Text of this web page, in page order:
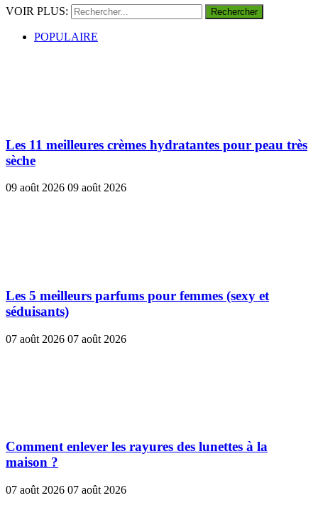
VOIR PLUS:
POPULAIRE
Les 11 meilleures crèmes hydratantes pour peau très
sèche
09 août 2026 09 août 2026
Les 5 meilleurs parfums pour femmes (sexy et
séduisants)
07 août 2026 07 août 2026
Comment enlever les rayures des lunettes à la
maison ?
07 août 2026 07 août 2026